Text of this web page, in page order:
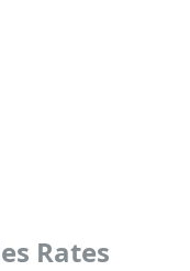
Rates